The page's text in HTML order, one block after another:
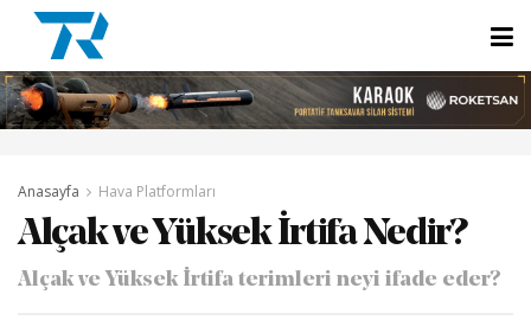
Anasayfa Hava Platformları
Alçak ve Yüksek İrtifa Nedir?
Alçak ve Yüksek İrtifa terimleri neyi ifade eder?